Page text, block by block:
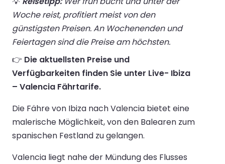
Woche reist, profitiert meist von den
günstigsten Preisen. An Wochenenden und
Feiertagen sind die Preise am höchsten.
👉 Die aktuellsten Preise und
Verfügbarkeiten finden Sie unter Live- Ibiza
– Valencia Fährtarife.
Die Fähre von Ibiza nach Valencia bietet eine
malerische Möglichkeit, von den Balearen zum
spanischen Festland zu gelangen.
Valencia liegt nahe der Mündung des Flusses